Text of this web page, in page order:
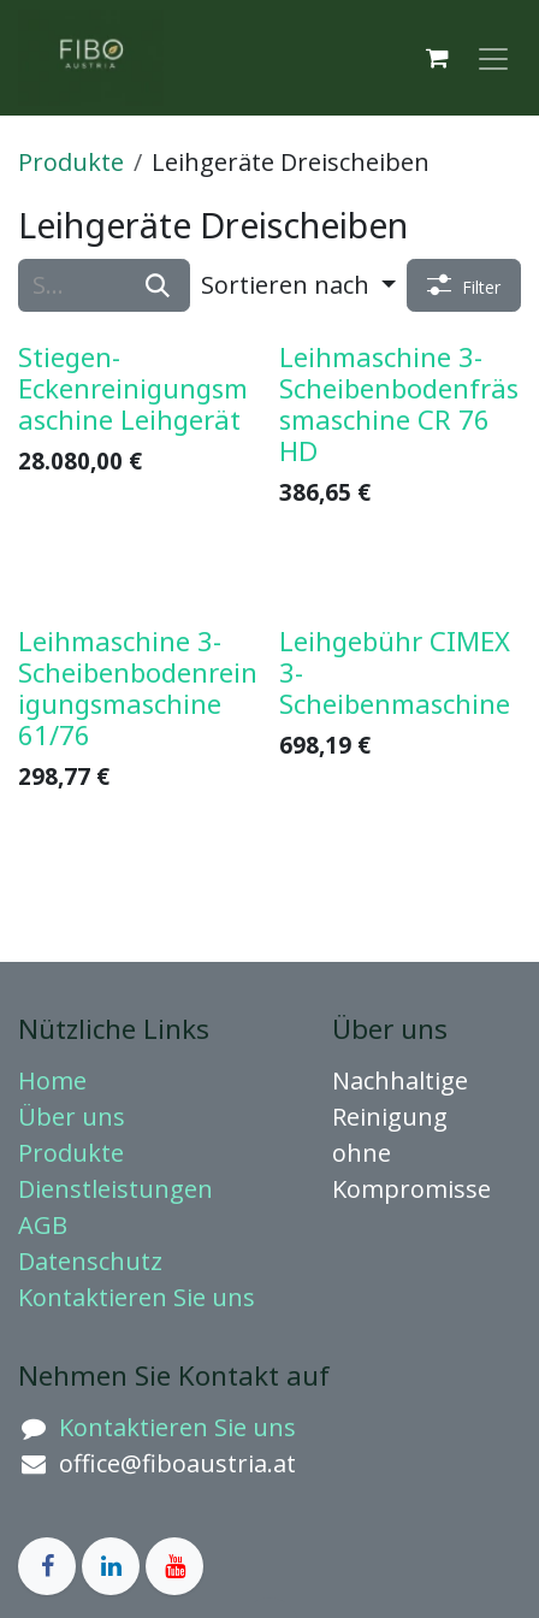
Produkte Leihgeräte Dreischeiben
Leihgeräte Dreischeiben
Sortieren nach Filter
Stiegen-
Eckenreinigungsm
aschine Leihgerät
28.080,00 €
Leihmaschine 3-
Scheibenbodenfräs
smaschine CR 76
HD
386,65 €
Leihmaschine 3-
Scheibenbodenrein
igungsmaschine
61/76
298,77 €
Leihgebühr CIMEX
3-
Scheibenmaschine
698,19€
Nützliche Links
Home
Über uns
Produkte
Dienstleistungen
AGB
Datenschutz
Kontaktieren Sie uns
Über uns
Nachhaltige
Reinigung
ohne
Kompromisse
Nehmen Sie Kontakt auf
Kontaktieren Sie uns
office@fiboaustria.at